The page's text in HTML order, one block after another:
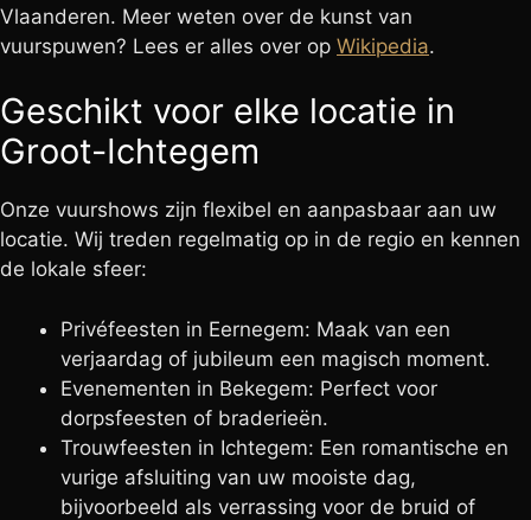
Vlaanderen. Meer weten over de kunst van
vuurspuwen? Lees er alles over op Wikipedia.
Geschikt voor elke locatie in
Groot-Ichtegem
Onze vuurshows zijn flexibel en aanpasbaar aan uw
locatie. Wij treden regelmatig op in de regio en kennen
de lokale sfeer:
Privéfeesten in Eernegem: Maak van een
verjaardag of jubileum een magisch moment.
Evenementen in Bekegem: Perfect voor
dorpsfeesten of braderieën.
Trouwfeesten in Ichtegem: Een romantische en
vurige afsluiting van uw mooiste dag,
bijvoorbeeld als verrassing voor de bruid of